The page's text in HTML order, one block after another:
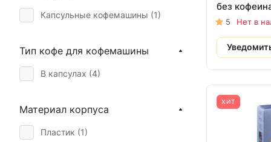
без
5 Нет в
ХИТ
Phuong Vy (5)
Saigon (
Santo Domingo (
Капсульные кофемашины (1)
Тип кофе для кофемашины
В капсулах (4)
Материал корпуса
Пластик (1)